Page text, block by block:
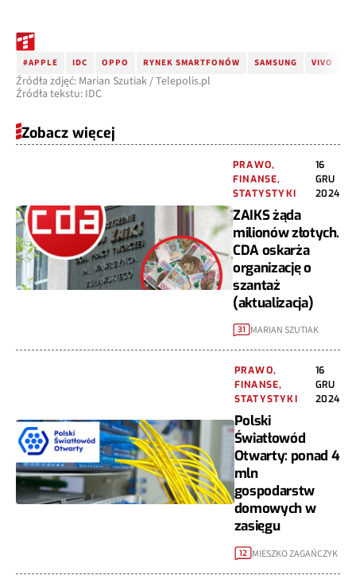
#APPLE IDC OPPO RYNEK SMARTFONÓW SAMSUNG VIVO
Źródła zdjęć: Marian Szutiak / Telepolis.pl
Źródła tekstu: IDC
Zobacz więcej
PRAWO,
FINANSE,
STATYSTYKI
16
GRU
2024
ZAIKS żąda
milionów złotych.
CDA oskarża
organizację o
szantaż
(aktualizacja)
31 MARIAN SZUTIAK
PRAWO,
FINANSE,
STATYSTYKI
16
GRU
2024
Polski
Światłowód
Otwarty: ponad 4
mln
gospodarstw
domowych w
zasięgu
12 MIESZKO ZAGAŃCZYK